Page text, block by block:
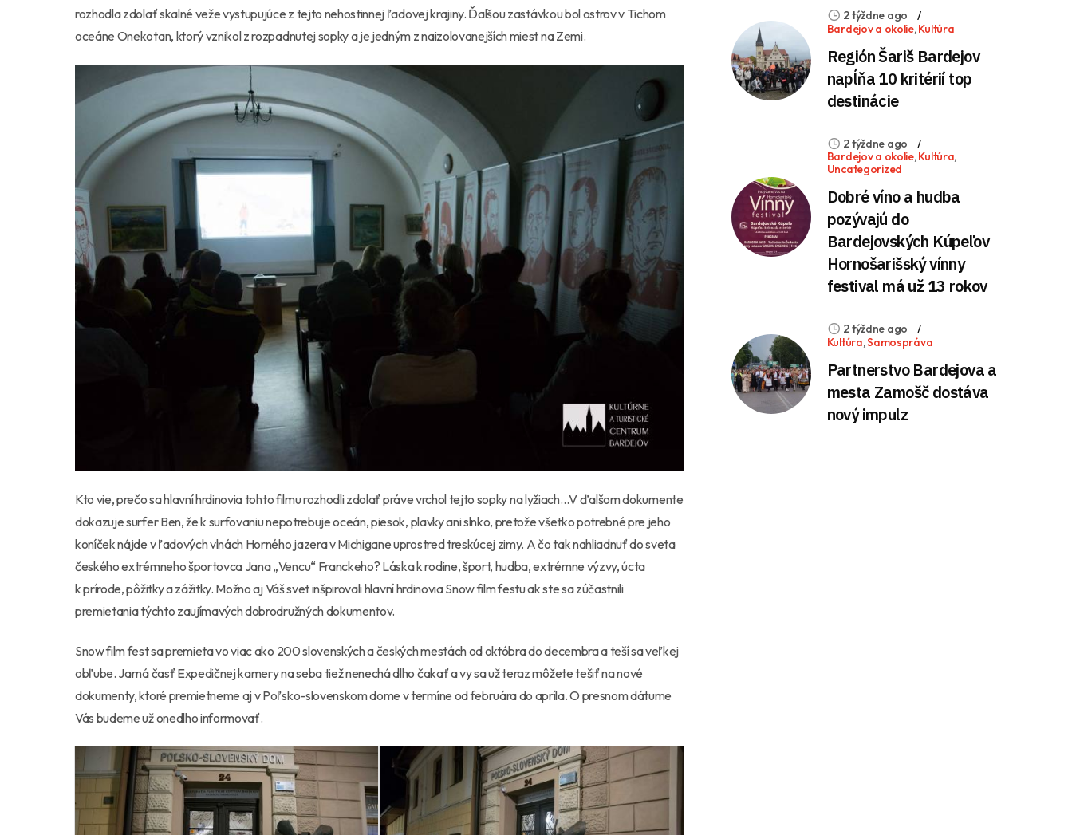
rozhodla zdolať skalné veže vystupujúce z tejto nehostinnej ľadovej krajiny. Ďalšou zastávkou bol ostrov v Tichom
oceáne Onekotan, ktorý vznikol z rozpadnutej sopky a je jedným z naizolovanejších miest na Zemi.
Kto vie, prečo sa hlavní hrdinovia tohto filmu rozhodli zdolať práve vrchol tejto sopky na lyžiach…V ďalšom dokumente
dokazuje surfer Ben, že k surfovaniu nepotrebuje oceán, piesok, plavky ani slnko, pretože všetko potrebné pre jeho
koníček nájde v ľadových vlnách Horného jazera v Michigane uprostred treskúcej zimy. A čo tak nahliadnuť do sveta
českého extrémneho športovca Jana„Vencu“ Franckeho? Láska k rodine, šport, hudba, extrémne výzvy, úcta
k prírode, pôžitky a zážitky. Možno aj Váš svet inšpirovali hlavní hrdinovia Snow film festu ak ste sa zúčastnili
premietania týchto zaujímavých dobrodružných dokumentov.
Snow film fest sa premieta vo viac ako 200 slovenských a českých mestách od októbra do decembra a teší sa veľkej
obľube. Jarná časť Expedičnej kamery na seba tiež nenechá dlho čakať a vy sa už teraz môžete tešiť na nové
dokumenty, ktoré premietneme aj v Poľsko-slovenskom dome v termíne od februára do apríla. O presnom dátume
Vás budeme už onedlho informovať.
2 týždne ago
Bardejov a okolie,Kultúra
Región Šariš Bardejov
napĺňa 10 kritérií top
destinácie
2 týždne ago
Bardejov a okolie,Kultúra,
Uncategorized
Dobré víno a hudba
pozývajú do
Bardejovských Kúpeľov
Hornošarišský vínny
festival má už 13 rokov
2 týždne ago
Kultúra,Samospráva
Partnerstvo Bardejova a
mesta Zamošč dostáva
nový impulz